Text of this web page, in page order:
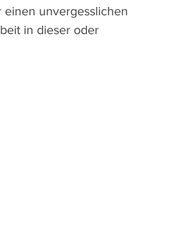
unvergesslichen
in dieser oder